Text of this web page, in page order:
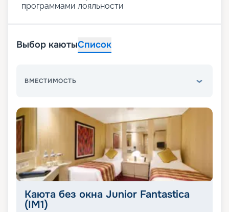
программами лояльности
Выбор каютыСписок
ВМЕСТИМОСТЬ
Каюта без окна Junior Fantastica
(IM1)